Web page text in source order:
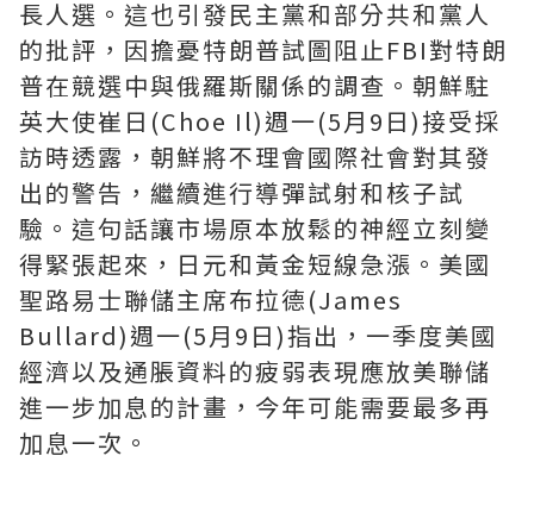
長人選。這也引發民主黨和部分共和黨人
的批評，因擔憂特朗普試圖阻止FBI對特朗
普在競選中與俄羅斯關係的調查。朝鮮駐
英大使崔日(Choe Il)週一(5月9日)接受採
訪時透露，朝鮮將不理會國際社會對其發
出的警告，繼續進行導彈試射和核子試
驗。這句話讓市場原本放鬆的神經立刻變
得緊張起來，日元和黃金短線急漲。美國
聖路易士聯儲主席布拉德(James
Bullard)週一(5月9日)指出，一季度美國
經濟以及通脹資料的疲弱表現應放美聯儲
進一步加息的計畫，今年可能需要最多再
加息一次。